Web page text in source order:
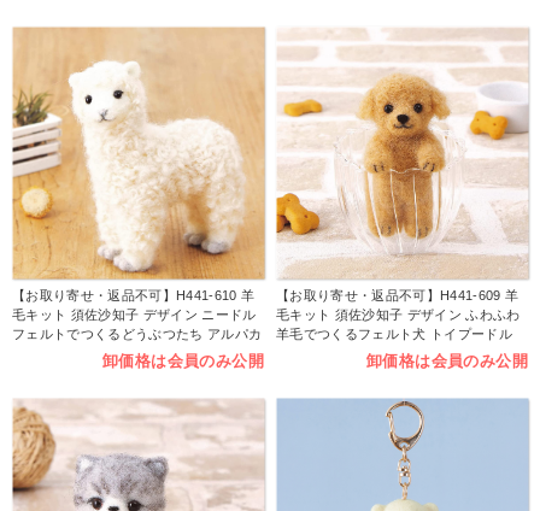
【お取り寄せ・返品不可】H441-610 羊
毛キット 須佐沙知子 デザイン ニードル
フェルトでつくるどうぶつたち アルパカ
卸価格は会員のみ公開
【お取り寄せ・返品不可】H441-609 羊
毛キット 須佐沙知子 デザイン ふわふわ
羊毛でつくるフェルト犬 トイプードル
立ちポーズ (個)卸価格は会員のみ公開